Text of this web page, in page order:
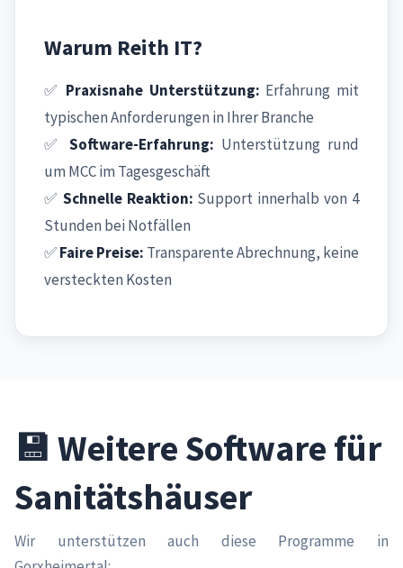
Warum Reith IT?
✅ Praxisnahe Unterstützung: Erfahrung mit
typischen Anforderungen in Ihrer Branche
✅ Software-Erfahrung: Unterstützung rund
um MCC im Tagesgeschäft
✅ Schnelle Reaktion: Support innerhalb von 4
Stunden bei Notfällen
✅Faire Preise: Transparente Abrechnung, keine
versteckten Kosten
💾 Weitere Software für
Sanitätshäuser
Wir unterstützen auch diese Programme in